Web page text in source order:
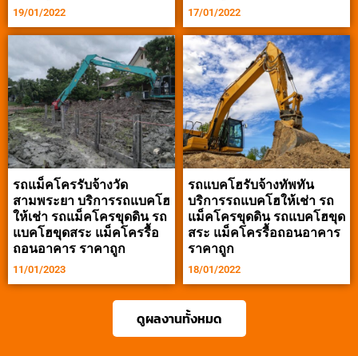
19/01/2022 17/01/2022
รถแม็คโครรับจ้างวัด
สามพระยา บริการรถแบคโฮ
ให้เช่า รถแม็คโครขุดดิน รถ
แบคโฮขุดสระ แม็คโครรื้อ
ถอนอาคาร ราคาถูก
11/01/2023
รถแบคโฮรับจ้างทัพทัน
บริการรถแบคโฮให้เช่า รถ
แม็คโครขุดดิน รถแบคโฮขุด
สระ แม็คโครรื้อถอนอาคาร
ราคาถูก
18/01/2022
ดูผลงานทั้งหมด